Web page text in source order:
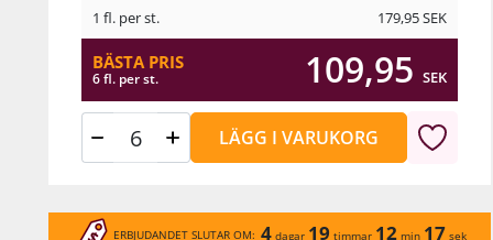
1 fl. per st. 179,95SEK
BÄSTA PRIS
6 fl. per st. 109,95 SEK
LÄGG I VARUKORG
ERBJUDANDET SLUTAR OM: 4dagar 19 timmar 12min 17 sek